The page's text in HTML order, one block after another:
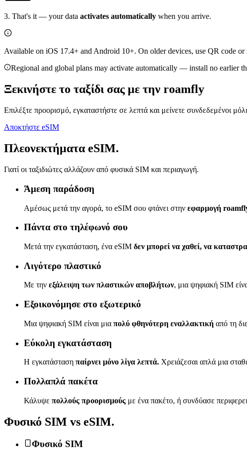
3. That's it — your data activates automatically when you arrive.
Available on iOS 17.4+ and Android 10+. On older devices, use QR code or
Regional and global plans may activate automatically — install no earlier
Ξεκινήστε το ταξίδι σας με την roamfly
Επιλέξτε προορισμό, εγκαταστήστε σε λεπτά και μείνετε συνδεδεμένοι
Αποκτήστε eSIM
Πλεονεκτήματα eSIM.
Γιατί οι ταξιδιώτες αλλάζουν από φυσικά SIM και περιαγωγή.
Άμεση παράδοση
Αμέσως μετά την αγορά, το eSIM σου φτάνει στην εφαρμογή
Πάντα στο τηλέφωνό σου
Μετά την εγκατάσταση, ένα eSIM δεν μπορεί να χαθεί, να
Λιγότερο πλαστικό
Με την εξάλειψη των πλαστικών αποβλήτων, μια ψηφιακή SIM
Εξοικονόμησε στο εξωτερικό
Μια ψηφιακή SIM είναι μια πολύ φθηνότερη εναλλακτική από τη
Εύκολη εγκατάσταση
Η εγκατάσταση παίρνει μόνο λίγα λεπτά. Χρειάζεσαι απλά μια
Πολλαπλά πακέτα
Κάλυψε πολλούς προορισμούς με ένα πακέτο, ή συνδύασε
Φυσικό SIM vs eSIM.
Φυσικό SIM